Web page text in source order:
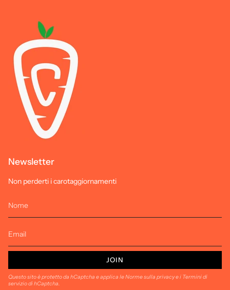
Newsletter
Non perderti i carotaggiornamenti
JOIN
Questo sito è protetto da hCaptcha e applica leNorme sulla privacye i Termini di
serviziodi hCaptcha.